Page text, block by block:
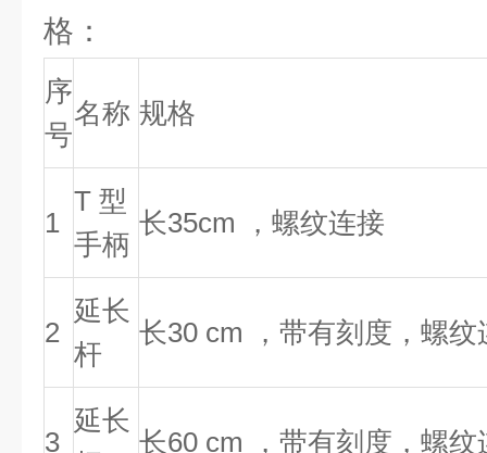
格：
序
号
名称 规格
1
T 型
手柄
长35cm ，螺纹连接
2
延长
杆
长30 cm ，带有刻度，螺纹
3
延长
长60 cm ，带有刻度，螺纹